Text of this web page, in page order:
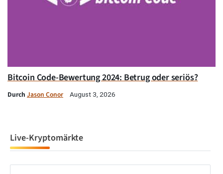
Bitcoin Code-Bewertung 2024: Betrug oder seriös?
Durch Jason Conor August 3, 2026
Live-Kryptomärkte